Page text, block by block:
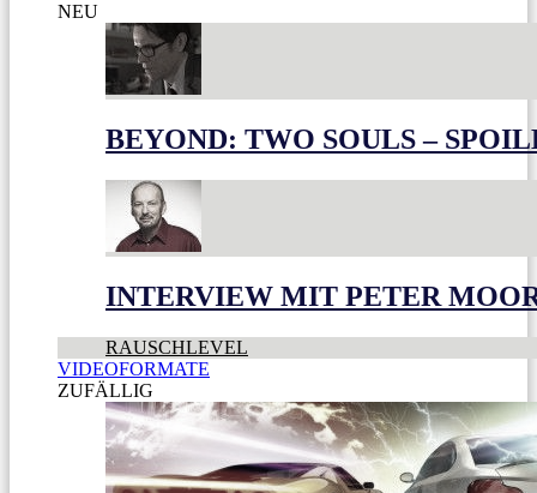
NEU
BEYOND: TWO SOULS –
INTERVIEW MIT PETER
RAUSCHLEVEL
VIDEOFORMATE
ZUFÄLLIG